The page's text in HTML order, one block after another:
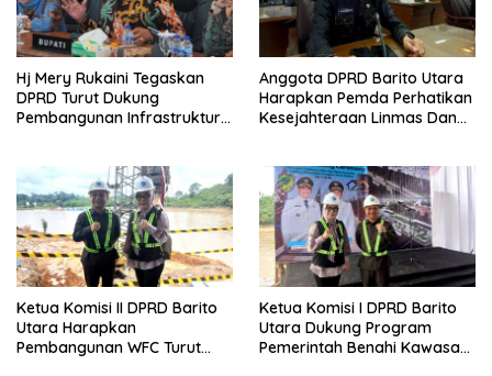
Hj Mery Rukaini Tegaskan
DPRD Turut Dukung
Pembangunan Infrastruktur
Anggota DPRD Barito Utara
Harapkan Pemda Perhatikan
Kesejahteraan Linmas Dan
Ketua Komisi II DPRD Barito
Utara Harapkan
Pembangunan WFC Turut
Ketua Komisi I DPRD Barito
Utara Dukung Program
Pemerintah Benahi Kawasan